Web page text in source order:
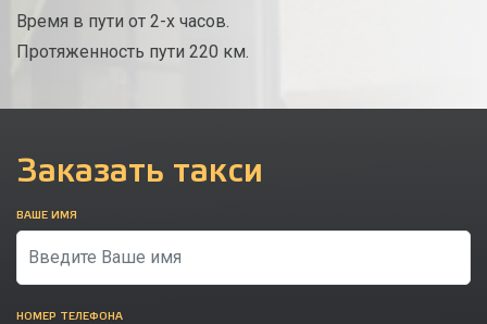
Время в пути от 2-х часов.
Протяженность пути 220 км.
Заказать такси
ВАШЕ ИМЯ
НОМЕР ТЕЛЕФОНА